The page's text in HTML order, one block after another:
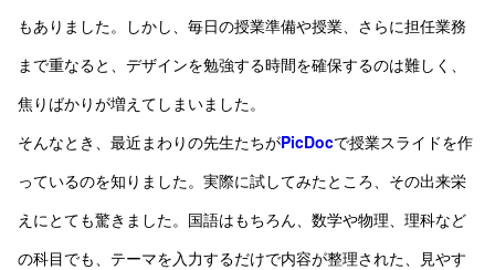
もありました。しかし、毎日の授業準備や授業、さらに担任業務
まで重なると、デザインを勉強する時間を確保するのは難しく、
焦りばかりが増えてしまいました。
そんなとき、最近まわりの先生たちがPicDocで授業スライドを作
っているのを知りました。実際に試してみたところ、その出来栄
えにとても驚きました。国語はもちろん、数学や物理、理科など
の科目でも、テーマを入力するだけで内容が整理された、見やす